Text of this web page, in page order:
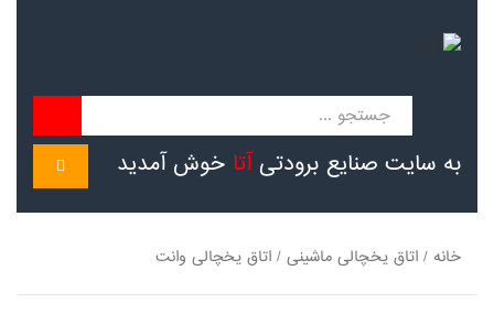
به سایت صنایع برودتی آتا خوش آمدید منو
خانه / اتاق یخچالی ماشینی / اتاق یخچالی وانت